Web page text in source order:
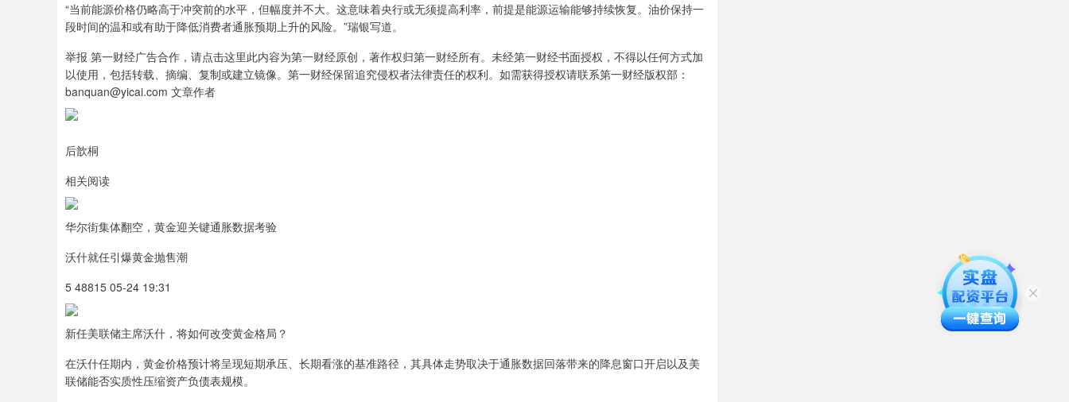
“当前能源价格仍略高于冲突前的水平，但幅度并不大。这意味着央行或无须提高利率，前提是能源运输能够持续恢复。油价保持一
段时间的温和或有助于降低消费者通胀预期上升的风险。”瑞银写道。
举报 第一财经广告合作，请点击这里此内容为第一财经原创，著作权归第一财经所有。未经第一财经书面授权，不得以任何方式加
以使用，包括转载、摘编、复制或建立镜像。第一财经保留追究侵权者法律责任的权利。如需获得授权请联系第一财经版权部：
banquan@yicai.com 文章作者
后歆桐
相关阅读
华尔街集体翻空，黄金迎关键通胀数据考验
沃什就任引爆黄金抛售潮
5 48815 05-24 19:31
新任美联储主席沃什，将如何改变黄金格局？
在沃什任期内，黄金价格预计将呈现短期承压、长期看涨的基准路径，其具体走势取决于通胀数据回落带来的降息窗口开启以及美
联储能否实质性压缩资产负债表规模。